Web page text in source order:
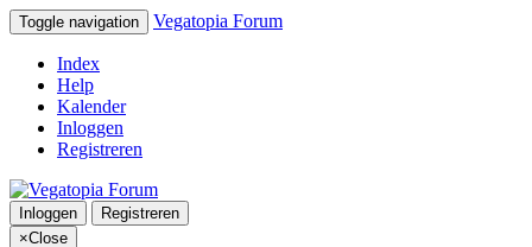
Toggle navigation Vegatopia Forum
Index
Help
Kalender
Inloggen
Registreren
Inloggen
Registreren
×Close